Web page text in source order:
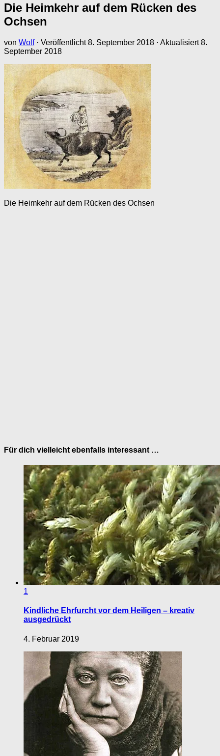
Die Heimkehr auf dem Rücken des
Ochsen
von Wolf · Veröffentlicht8. September 2018 · Aktualisiert8.
September 2018
Die Heimkehr auf dem Rücken des Ochsen
Für dich vielleicht ebenfalls interessant …
1
Kindliche Ehrfurcht vor dem Heiligen – kreativ
ausgedrückt
4. Februar 2019